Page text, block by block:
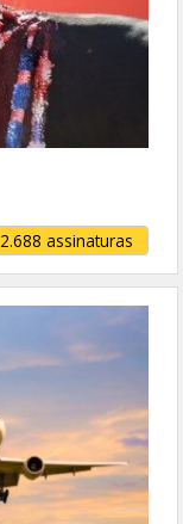
2.688 assinaturas